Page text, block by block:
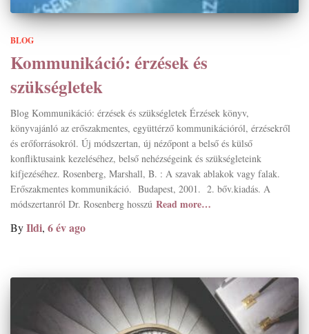
BLOG
Kommunikáció: érzések és
szükségletek
Blog Kommunikáció: érzések és szükségletek Érzések könyv,
könyvajánló az erőszakmentes, együttérző kommunikációról, érzésekről
és erőforrásokról. Új módszertan, új nézőpont a belső és külső
konfliktusaink kezeléséhez, belső nehézségeink és szükségleteink
kifjezéséhez. Rosenberg, Marshall, B. : A szavak ablakok vagy falak.
Erőszakmentes kommunikáció. Budapest, 2001. 2. bőv.kiadás. A
módszertanról Dr. Rosenberg hosszú Read more…
ByIldi, 6 évago